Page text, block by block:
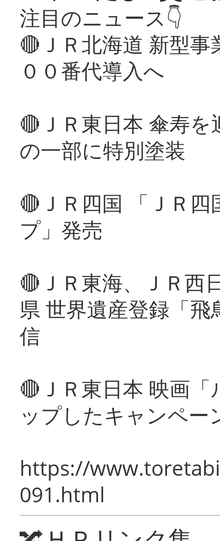
注目のニュース👇
🔴ＪＲ北海道 新型
００番代導入へ
🔴ＪＲ東日本 傘寿
の一部に特別塗装
🔴ＪＲ四国 「ＪＲ
プ」発売
🔴ＪＲ東海、ＪＲ西
県 世界遺産登録「
信
🔴ＪＲ東日本 映画
ップしたキャンペー
https://
091.html